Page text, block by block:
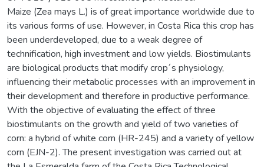
Maize (Zea mays L.) is of great importance worldwide due to
its various forms of use. However, in Costa Rica this crop has
been underdeveloped, due to a weak degree of
technification, high investment and low yields. Biostimulants
are biological products that modify crop´s physiology,
influencing their metabolic processes with an improvement in
their development and therefore in productive performance.
With the objective of evaluating the effect of three
biostimulants on the growth and yield of two varieties of
corn: a hybrid of white corn (HR-245) and a variety of yellow
corn (EJN-2). The present investigation was carried out at